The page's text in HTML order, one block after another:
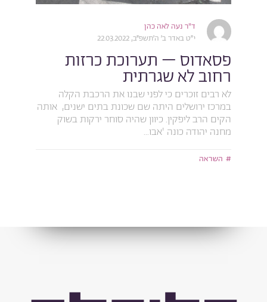
ד"ר נעה לאה כהן
י״ט באדר ב׳ ה׳תשפ״ב, 22.03.2022
פסאדוס – תערוכת כרזות
רחוב לא שגרתית
לא רבים זוכרים כי לפני שבנו את הרכבת הקלה
במרכז ירושלים היתה שם שכונת בתים ישנים, אותה
הקים הרב ליפקין. כיוון שהיה סוחר ירקות בשוק
מחנה יהודה כונה 'אבו...
השראה